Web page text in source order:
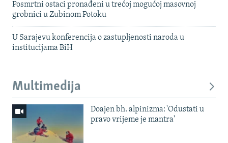
Posmrtni ostaci pronađeni u trećoj mogućoj masovnoj
grobnici u Zubinom Potoku
U Sarajevu konferencija o zastupljenosti naroda u
institucijama BiH
Multimedija
Doajen bh. alpinizma: 'Odustati u
pravo vrijeme je mantra'